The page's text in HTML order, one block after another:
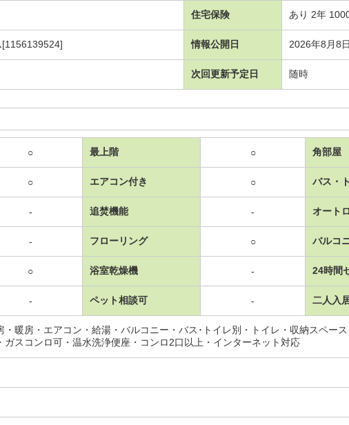
住宅保険 あり 2年
情報公開日 2026年8月8
次回更新予定日 随時
○ 最上階 ○ 角部屋
○ エアコン付き ○ バス・
- 追焚機能 - オート
- フローリング ○ バルコ
○ 浴室乾燥機 - 24時間
- ペット相談可 - 二人入
・暖房・エアコン・給湯・バルコニー・バス･トイレ別・トイレ・収納スペー
ガスコンロ可・温水洗浄便座・コンロ2口以上・インターネット対応